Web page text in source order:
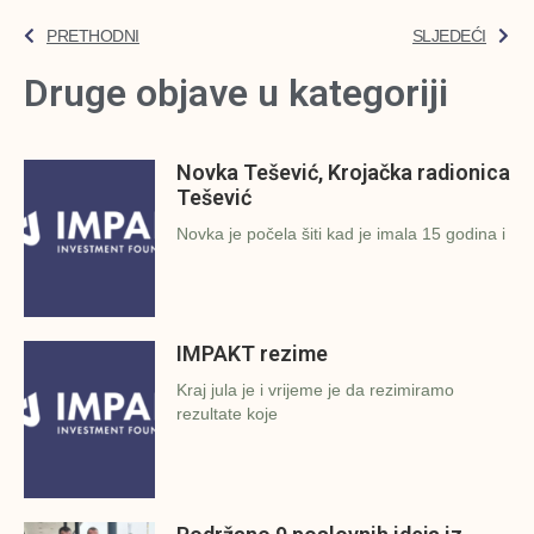
PRETHODNI SLJEDEĆI
Druge objave u kategoriji
Novka Tešević, Krojačka radionica
Tešević
Novka je počela šiti kad je imala 15 godina i
IMPAKT rezime
Kraj jula je i vrijeme je da rezimiramo
rezultate koje